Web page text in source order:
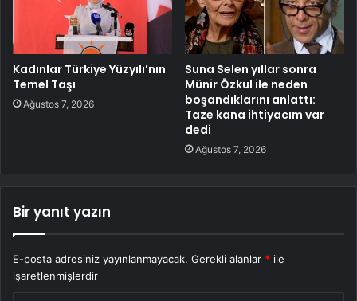
Kadınlar Türkiye Yüzyılı’nın
Temel Taşı
Ağustos 7, 2026
Suna Selen yıllar sonra
Münir Özkul ile neden
boşandıklarını anlattı:
Taze kana ihtiyacım var
dedi
Ağustos 7, 2026
Bir yanıt yazın
E-posta adresiniz yayınlanmayacak. Gerekli alanlar * ile
işaretlenmişlerdir